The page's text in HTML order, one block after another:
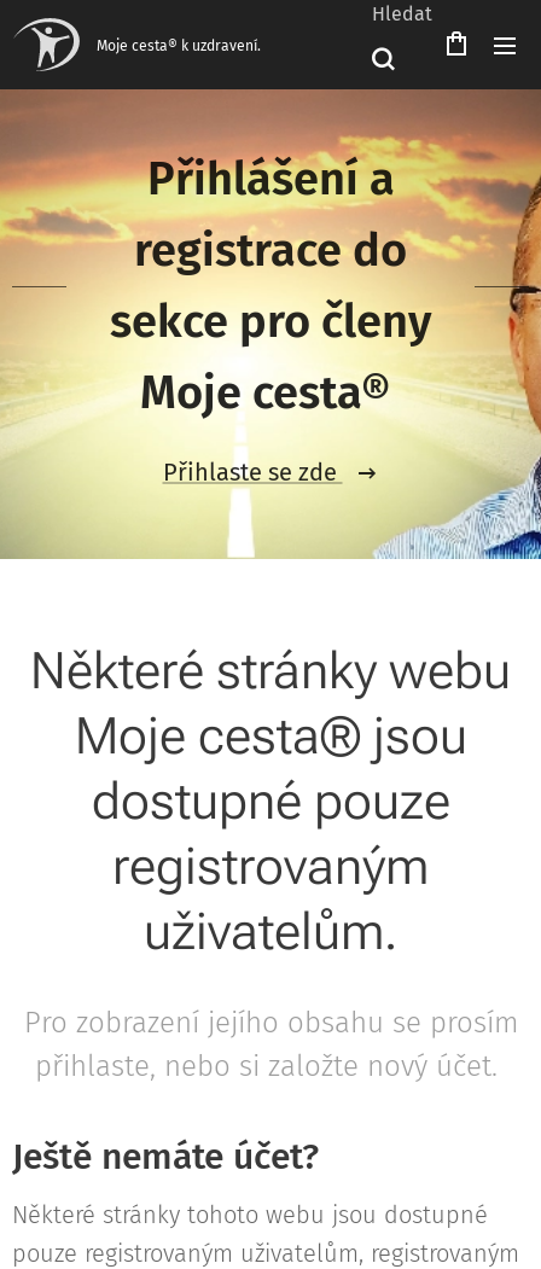
Moje cesta® k uzdravení.
Hledat
Přihlášení a
registrace do
sekce pro členy
Moje cesta®
Přihlaste se zde
Čeština‎
Některé stránky webu
Moje cesta® jsou
dostupné pouze
registrovaným
uživatelům.
Pro zobrazení jejího obsahu se prosím
přihlaste, nebo si založte nový účet.
Ještě nemáte účet?
Některé stránky tohoto webu jsou dostupné
pouze registrovaným uživatelům, registrovaným